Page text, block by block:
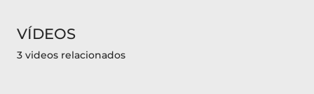
VÍDEOS
3 videos relacionados